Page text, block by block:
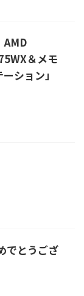
AMD
＆メモ
ション」
でとうござ